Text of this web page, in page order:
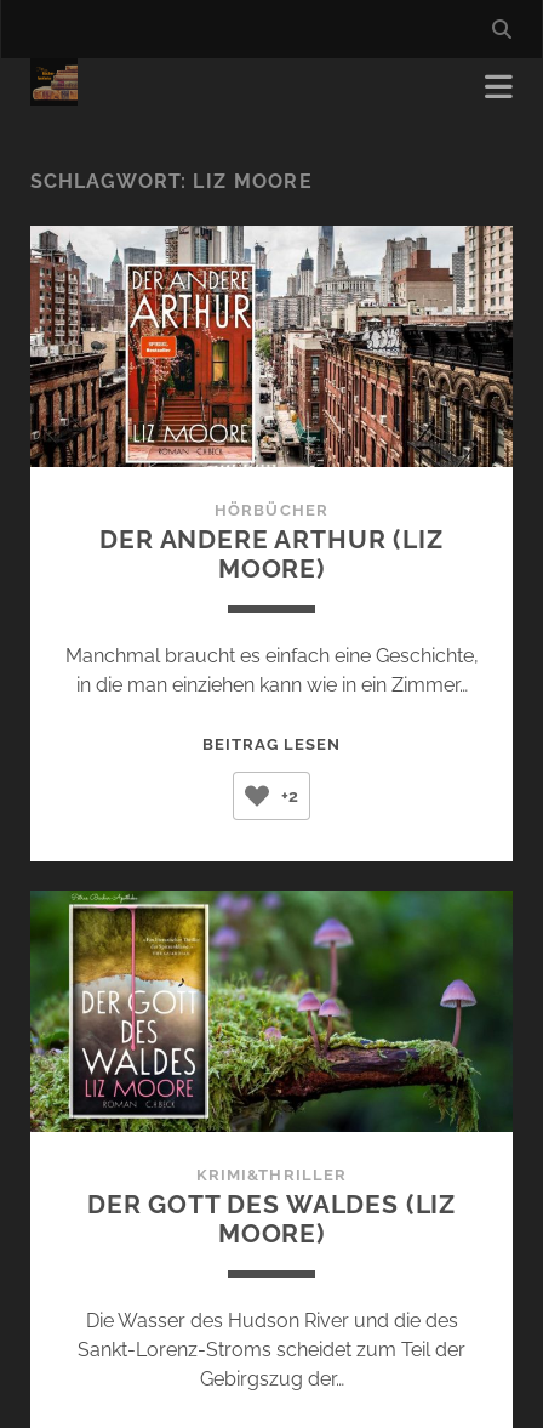
SCHLAGWORT: LIZ MOORE
HÖRBÜCHER
DER ANDERE ARTHUR (LIZ
MOORE)
Manchmal braucht es einfach eine Geschichte,
in die man einziehen kann wie in ein Zimmer…
BEITRAG LESEN
MOORE)
+2
KRIMI&THRILLER
DER GOTT DES WALDES (LIZ
MOORE)
Die Wasser des Hudson River und die des
Sankt-Lorenz-Stroms scheidet zum Teil der
Gebirgszug der…